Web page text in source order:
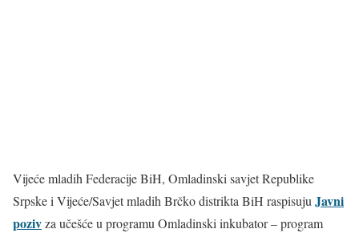
Vijeće mladih Federacije BiH, Omladinski savjet Republike
Srpske i Vijeće/Savjet mladih Brčko distrikta BiH raspisuju Javni
pozivza učešće u programu Omladinski inkubator – program